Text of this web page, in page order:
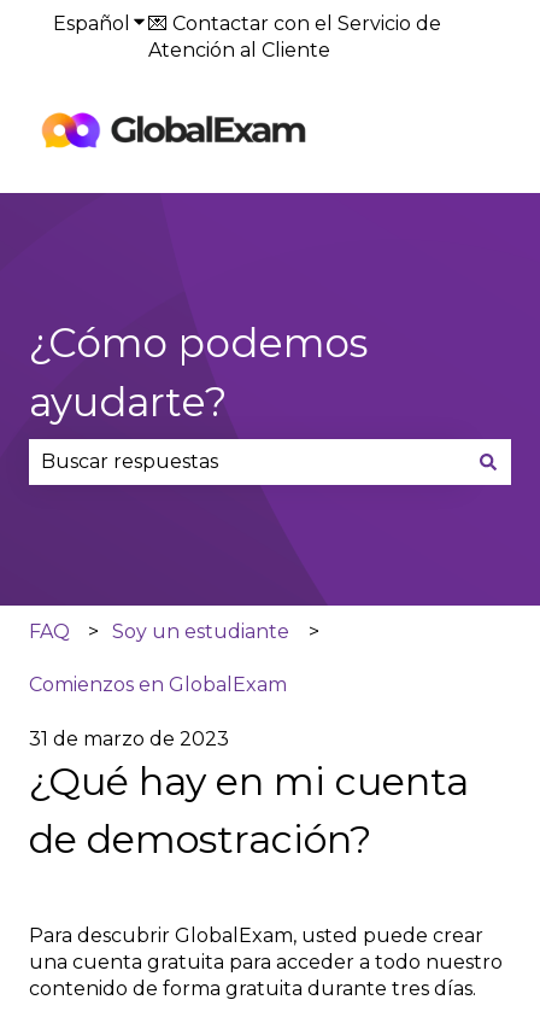
Español Traducciones de Mostrar submenú de
💌 Contactar con el Servicio de
Atención al Cliente
¿Cómo podemos
ayudarte?
FAQ Soy un estudiante
Comienzos en GlobalExam
31 de marzo de 2023
¿Qué hay en mi cuenta
de demostración?
Para descubrir GlobalExam, usted puede crear
una cuenta gratuita para acceder a todo nuestro
contenido de forma gratuita durante tres días.